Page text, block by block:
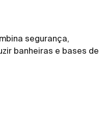
segurança,
banheiras e bases de